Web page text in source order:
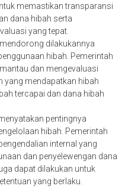
wajib melaporkan
sesuai dengan ketentuan
memastikan transparansi
dana hibah serta
yang tepat.
dilakukannya
hibah. Pemerintah
dan mengevaluasi
mendapatkan hibah
tercapai dan dana hibah
pentingnya
hibah. Pemerintah
internal yang
dan penyelewengan dana